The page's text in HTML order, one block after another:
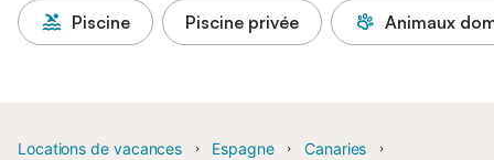
Piscine Piscine privée Animaux
Locations de vacances Espagne
Canaries